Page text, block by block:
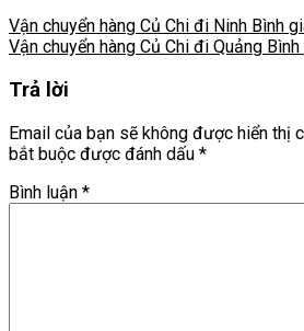
Vận chuyển hàng Củ Chi đi Ninh Bình
Vận chuyển hàng Củ Chi đi Quảng
Trả lời
Email của bạn sẽ không được hiển thị
bắt buộc được đánh dấu *
Bình luận *